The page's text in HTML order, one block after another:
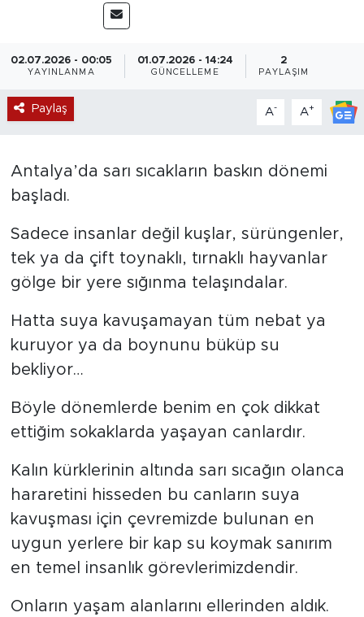
02.07.2026 - 00:05
YAYINLANMA
01.07.2026 - 14:24
GÜNCELLEME
2
PAYLAŞIM
Paylaş A- A+
Antalya’da sarı sıcakların baskın dönemi
başladı.
Sadece insanlar değil kuşlar, sürüngenler,
tek ya da çift toynaklı, tırnaklı hayvanlar
gölge bir yere sığınma telaşındalar.
Hatta suya kavuşamayan tüm nebat ya
kuruyor ya da boynunu büküp su
bekliyor…
Böyle dönemlerde benim en çok dikkat
ettiğim sokaklarda yaşayan canlardır.
Kalın kürklerinin altında sarı sıcağın olanca
hararetini hisseden bu canların suya
kavuşması için çevremizde bulunan en
uygun yerlere bir kap su koymak sanırım
en temel insanlık görevlerimizdendir.
Onların yaşam alanlarını ellerinden aldık.
Magazin
Özel Haber
Politika
Sağlık
Spor
Turizm